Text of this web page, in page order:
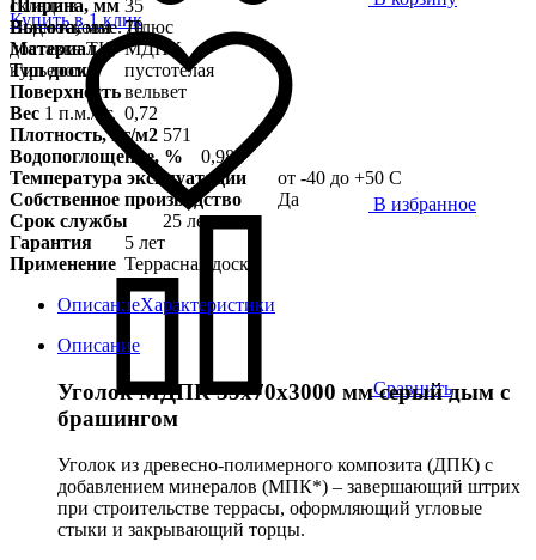
склада в
Подмосковье. Плюс
доставка ТК,
курьером
Купить в 1 клик
В избранное
Сравнить
Ширина, мм 35
Высота, мм
70
Материал
МДПК
Тип доски
пустотелая
Поверхностьвельвет
Вес 1 п.м./кг. 0,72
Плотность, кг/м2 571
Водопоглощение, %
0,98
Температура эксплуатации
от -40 до +50 С
Собственное производство
Да
Срок службы
25 лет
Гарантия
5 лет
Применение Террасная доска
ОписаниеХарактеристики
Описание
Уголок МДПК 35x70х3000 мм серый дым с
брашингом
Уголок из древесно-полимерного композита (ДПК) с
добавлением минералов (МПК*) – завершающий штрих
при строительстве террасы, оформляющий угловые
стыки и закрывающий торцы.